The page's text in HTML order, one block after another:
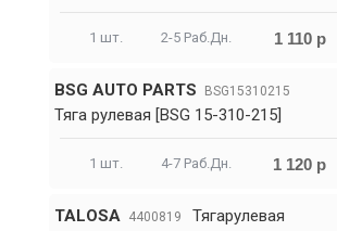
1 шт. 2-5 Раб.Дн. 1 110 р
BSG AUTO PARTS BSG15310215
Тяга рулевая [BSG 15-310-215]
1 шт. 4-7 Раб.Дн. 1 120 р
TALOSA 4400819 Тягарулевая